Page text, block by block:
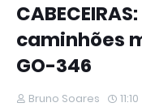
caminhões
GO-346
Bruno Soares 11:10